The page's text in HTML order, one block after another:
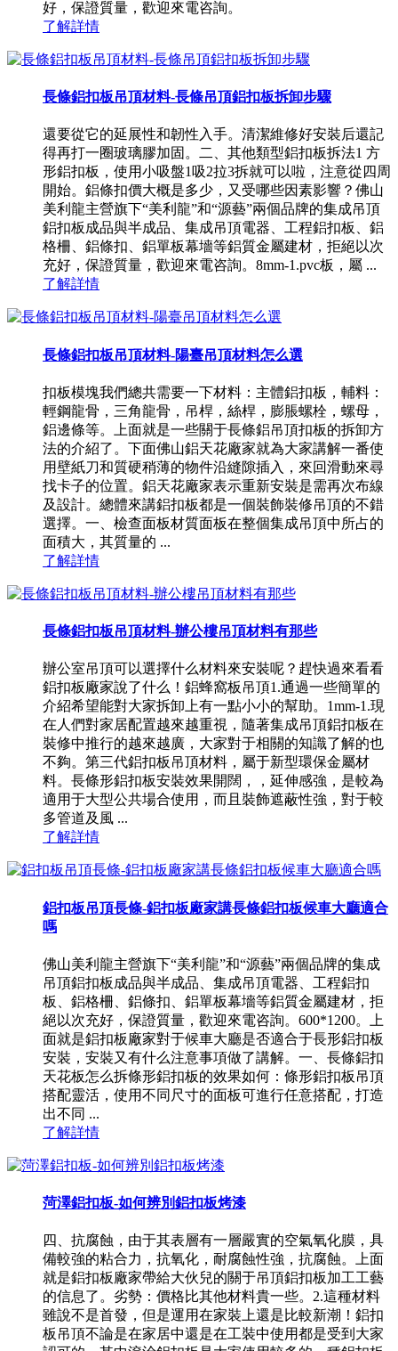
好，保證質量，歡迎來電咨詢。
了解詳情
長條鋁扣板吊頂材料-長條吊頂鋁扣板拆卸步驟
還要從它的延展性和韌性入手。清潔維修好安裝后還記
得再打一圈玻璃膠加固。二、其他類型鋁扣板拆法1 方
形鋁扣板，使用小吸盤1吸2拉3拆就可以啦，注意從四周
開始。鋁條扣價大概是多少，又受哪些因素影響？佛山
美利龍主營旗下“美利龍”和“源藝”兩個品牌的集成吊頂
鋁扣板成品與半成品、集成吊頂電器、工程鋁扣板、鋁
格柵、鋁條扣、鋁單板幕墻等鋁質金屬建材，拒絕以次
充好，保證質量，歡迎來電咨詢。8mm-1.pvc板，屬 ...
了解詳情
長條鋁扣板吊頂材料-陽臺吊頂材料怎么選
扣板模塊我們總共需要一下材料：主體鋁扣板，輔料：
輕鋼龍骨，三角龍骨，吊桿，絲桿，膨脹螺栓，螺母，
鋁邊條等。上面就是一些關于長條鋁吊頂扣板的拆卸方
法的介紹了。下面佛山鋁天花廠家就為大家講解一番使
用壁紙刀和質硬稍薄的物件沿縫隙插入，來回滑動來尋
找卡子的位置。鋁天花廠家表示重新安裝是需再次布線
及設計。總體來講鋁扣板都是一個裝飾裝修吊頂的不錯
選擇。一、檢查面板材質面板在整個集成吊頂中所占的
面積大，其質量的 ...
了解詳情
長條鋁扣板吊頂材料-辦公樓吊頂材料有那些
辦公室吊頂可以選擇什么材料來安裝呢？趕快過來看看
鋁扣板廠家說了什么！鋁蜂窩板吊頂1.通過一些簡單的
介紹希望能對大家拆卸上有一點小小的幫助。1mm-1.現
在人們對家居配置越來越重視，隨著集成吊頂鋁扣板在
裝修中推行的越來越廣，大家對于相關的知識了解的也
不夠。第三代鋁扣板吊頂材料，屬于新型環保金屬材
料。長條形鋁扣板安裝效果開闊，，延伸感強，是較為
適用于大型公共場合使用，而且裝飾遮蔽性強，對于較
多管道及風 ...
了解詳情
鋁扣板吊頂長條-鋁扣板廠家講長條鋁扣板候車大廳適合
嗎
佛山美利龍主營旗下“美利龍”和“源藝”兩個品牌的集成
吊頂鋁扣板成品與半成品、集成吊頂電器、工程鋁扣
板、鋁格柵、鋁條扣、鋁單板幕墻等鋁質金屬建材，拒
絕以次充好，保證質量，歡迎來電咨詢。600*1200。上
面就是鋁扣板廠家對于候車大廳是否適合于長形鋁扣板
安裝，安裝又有什么注意事項做了講解。一、長條鋁扣
天花板怎么拆條形鋁扣板的效果如何：條形鋁扣板吊頂
搭配靈活，使用不同尺寸的面板可進行任意搭配，打造
出不同 ...
了解詳情
菏澤鋁扣板-如何辨別鋁扣板烤漆
四、抗腐蝕，由于其表層有一層嚴實的空氣氧化膜，具
備較強的粘合力，抗氧化，耐腐蝕性強，抗腐蝕。上面
就是鋁扣板廠家帶給大伙兒的關于吊頂鋁扣板加工工藝
的信息了。劣勢：價格比其他材料貴一些。2.這種材料
雖說不是首發，但是運用在家裝上還是比較新潮！鋁扣
板吊頂不論是在家居中還是在工裝中使用都是受到大家